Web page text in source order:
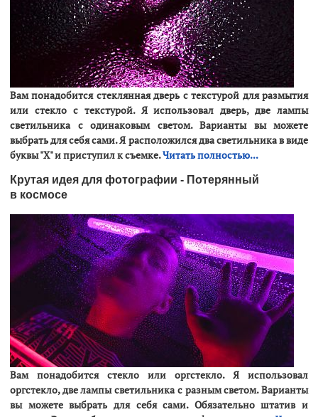
Вам понадобится стеклянная дверь с текстурой для размытия
или стекло с текстурой. Я использовал дверь, две лампы
светильника с одинаковым светом. Варианты вы можете
выбрать для себя сами. Я расположился два светильника в виде
буквы "X" и приступил к съемке.Читать полностью...
Крутая идея для фотографии - Потерянный
в космосе
Вам понадобится стекло или оргстекло. Я использовал
оргстекло, две лампы светильника с разным светом. Варианты
вы можете выбрать для себя сами. Обязательно штатив и